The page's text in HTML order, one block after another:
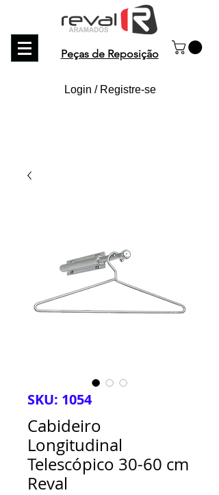
Peças de Reposição
Login / Registre-se
SKU: 1054
Cabideiro
Longitudinal
Telescópico 30-60 cm
Reval